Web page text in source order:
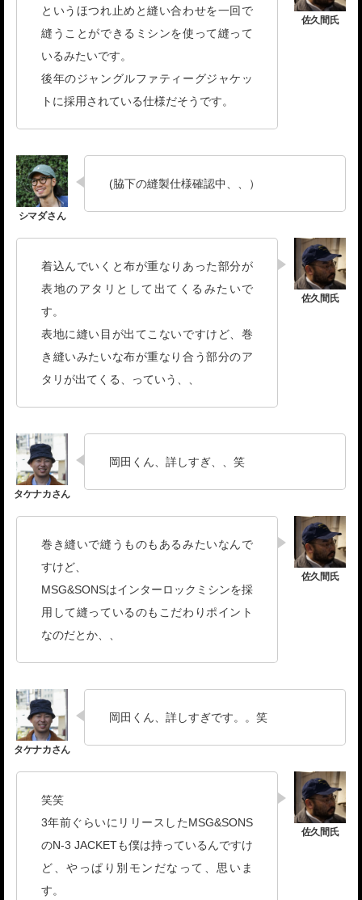
というほつれ止めと縫い合わせを一回で
縫うことができるミシンを使って縫って
いるみたいです。
後年のジャングルファティーグジャケッ
トに採用されている仕様だそうです。
(脇下の縫製仕様確認中、、）
着込んでいくと布が重なりあった部分が
表地のアタリとして出てくるみたいで
す。
表地に縫い目が出てこないですけど、巻
き縫いみたいな布が重なり合う部分のア
タリが出てくる、っていう、、
岡田くん、詳しすぎ、、笑
巻き縫いで縫うものもあるみたいなんで
すけど、
MSG&SONSはインターロックミシンを採
用して縫っているのもこだわりポイント
なのだとか、、
岡田くん、詳しすぎです。。笑
笑笑
3年前ぐらいにリリースしたMSG&SONS
のN-3 JACKETも僕は持っているんですけ
ど、やっぱり別モンだなって、思いま
す。